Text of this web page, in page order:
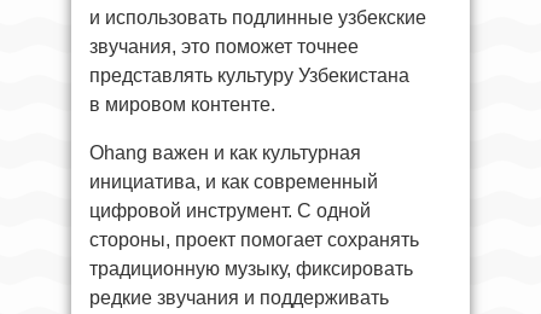
и использовать подлинные узбекские
звучания, это поможет точнее
представлять культуру Узбекистана
в мировом контенте.
Ohang важен и как культурная
инициатива, и как современный
цифровой инструмент. С одной
стороны, проект помогает сохранять
традиционную музыку, фиксировать
редкие звучания и поддерживать